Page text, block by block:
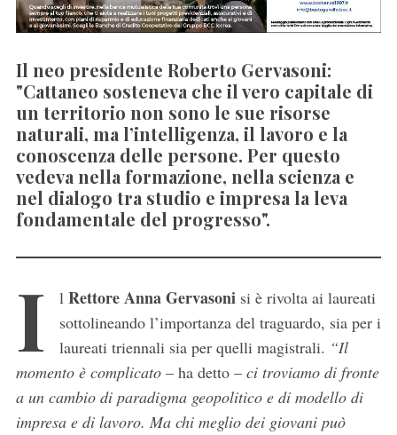
Il neo presidente Roberto Gervasoni:
"Cattaneo sosteneva che il vero capitale di
un territorio non sono le sue risorse
naturali, ma l’intelligenza, il lavoro e la
conoscenza delle persone. Per questo
vedeva nella formazione, nella scienza e
nel dialogo tra studio e impresa la leva
fondamentale del progresso".
I l Rettore Anna Gervasonisi è rivolta ai laureati
sottolineando l’importanza del traguardo, sia per i
laureati triennali sia per quelli magistrali. “Il
momento è complicato– ha detto – ci troviamo di fronte
a un cambio di paradigma geopolitico e di modello di
impresa e di lavoro. Ma chi meglio dei giovani può